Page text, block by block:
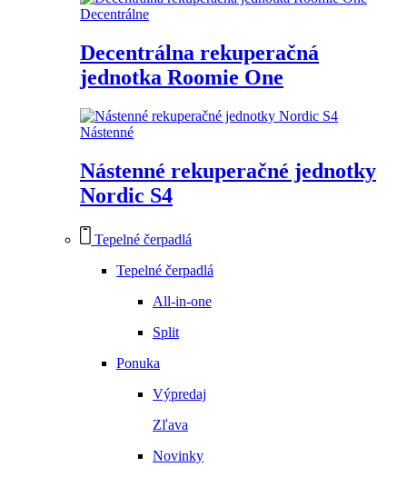
Decentrálne
Decentrálna rekuperačná
jednotka Roomie One
Nástenné
Nástenné rekuperačné jednotky
Nordic S4
Tepelné čerpadlá
Tepelné čerpadlá
All-in-one
Split
Ponuka
Výpredaj
Zľava
Novinky